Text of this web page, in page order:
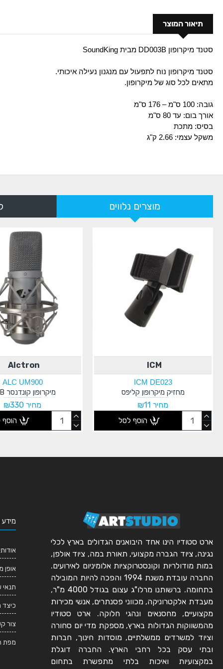
תיאור המוצר
סטנד מיקרופון DD003B מבית SoundKing
סטנד מיקרופון נוח לתפעול עם מנגנון נעילה איכותי.
מתאים לכל סוג של מיקרופון.
גובה: 100 ס"מ – 176 ס"מ
אורך בום: עד 80 ס"מ
בסיס: מתכת
משקל עצמי: 2.66 ק"ג
מוצרים נלווים
ICM
ICM DE023
מחזיק מיקרופון קליפס
מחיר ₪11
הוסף לסל
Alctron
ALC UM900
מיקרופון קונדנסר USB
מחיר ₪330
ארט סטודיו הינו אחד היבואנים הגדולים בארץ לכלי
נגינה, ציוד הגברה מקצועי, תאורת במה, ציוד אולפן,
במות מודולריות וקונסטרוקציות אלומיניום לאירועים.
החברה עובדת משנת 1994 והפכה להיות המובילה
בתחומה. ברשותנו מרלו"ג עצום בגודל 4000 מ"ר,
מעבדת אלקטרוניקה, מכווני פסנתרים, אנשי מכירות
מקצועיים, מחסנאים ונהגי חלוקה. ארט סטודיו
מהמשווקות הגדולות בארץ, מספקת מדי יום סחורה
וציוד למשרדים ממשלתיים, מוסדות חינוך, חברות
ובתי עסק בכל רחבי הארץ. החברה דוגלת
במקצועיות ואיכות בלתי מתפשרת בתחום
מידע
אופן
תנאי
צור
מפת